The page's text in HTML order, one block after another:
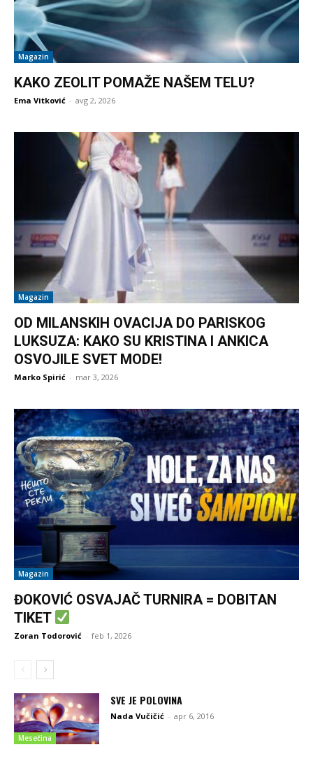
Magazin
KAKO ZEOLIT POMAŽE NAŠEM TELU?
Ema Vitković - avg 2, 2026
Magazin
OD MILANSKIH OVACIJA DO PARISKOG
LUKSUZA: KAKO SU KRISTINA I ANKICA
OSVOJILE SVET MODE!
Marko Spirić - mar 3, 2026
Magazin
ĐOKOVIĆ OSVAJAČ TURNIRA = DOBITAN
TIKET
Zoran Todorović - feb 1, 2026
Mesečina
SVE JE POLOVINA
Nada Vučičić - apr 6, 2016